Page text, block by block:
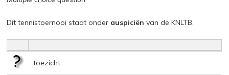
Dit tennistoernooi staat onder auspiciën van de KNLTB.
toezicht